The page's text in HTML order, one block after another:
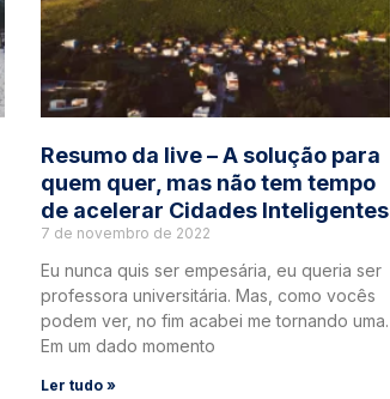
Resumo da live – A solução para
quem quer, mas não tem tempo
de acelerar Cidades Inteligentes
7 de novembro de 2022
Eu nunca quis ser empesária, eu queria ser
professora universitária. Mas, como vocês
podem ver, no fim acabei me tornando uma.
Em um dado momento
Ler tudo »